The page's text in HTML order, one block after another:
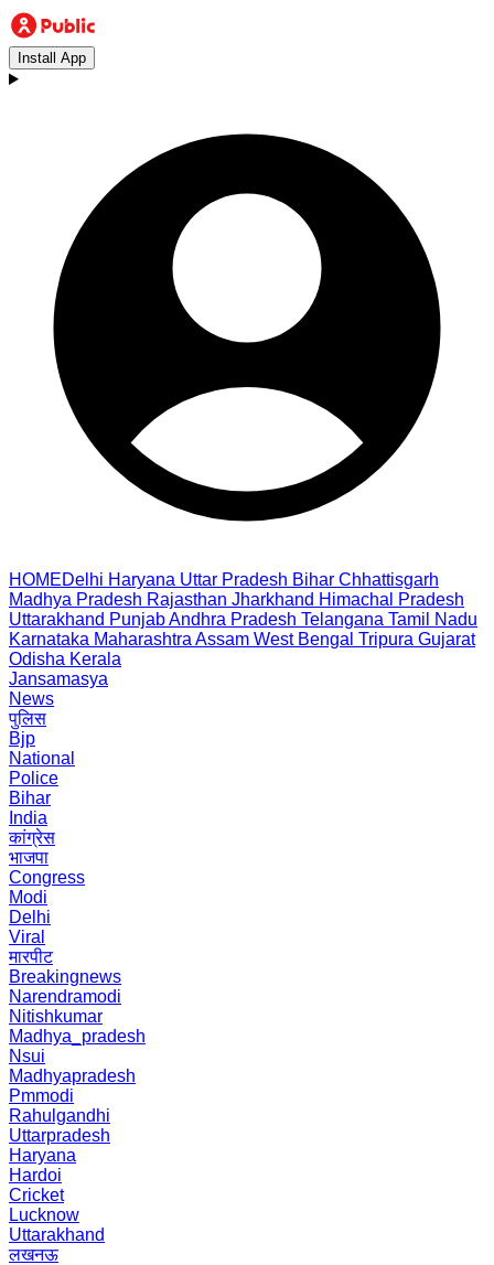
Install App
HOMEDelhi Haryana Uttar Pradesh Bihar Chhattisgarh
Madhya Pradesh Rajasthan Jharkhand Himachal Pradesh
Uttarakhand PunjabAndhra Pradesh Telangana Tamil Nadu
Karnataka Maharashtra Assam West Bengal Tripura Gujarat
Odisha Kerala
Jansamasya
News
पुलिस
Bjp
National
Police
Bihar
India
कांग्रेस
भाजपा
Congress
Modi
Delhi
Viral
मारपीट
Breakingnews
Narendramodi
Nitishkumar
Madhya_pradesh
Nsui
Madhyapradesh
Pmmodi
Rahulgandhi
Uttarpradesh
Haryana
Hardoi
Cricket
Lucknow
Uttarakhand
लखनऊ